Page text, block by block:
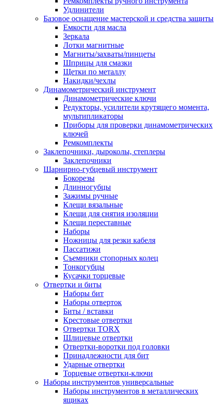
Удлинители
Базовое оснащение мастерской и средства защиты
Емкости для масла
Зеркала
Лотки магнитные
Магниты/захваты/пинцеты
Шприцы для смазки
Щетки по металлу
Накидки/чехлы
Динамометрический инструмент
Динамометрические ключи
Редукторы, усилители крутящего момента,
мультипликаторы
Приборы для проверки динамометрических
ключей
Ремкомплекты
Заклепочники, дыроколы, степлеры
Заклепочники
Шарнирно-губцевый инструмент
Бокорезы
Длинногубцы
Зажимы ручные
Клещи вязальные
Клещи для снятия изоляции
Клещи переставные
Наборы
Ножницы для резки кабеля
Пассатижи
Съемники стопорных колец
Тонкогубцы
Кусачки торцевые
Отвертки и биты
Наборы бит
Наборы отверток
Биты / вставки
Крестовые отвертки
Отвертки TORX
Шлицевые отвертки
Отвертки-воротки под головки
Принадлежности для бит
Ударные отвертки
Торцевые отвертки-ключи
Наборы инструментов универсальные
Наборы инструментов в металлических
ящиках